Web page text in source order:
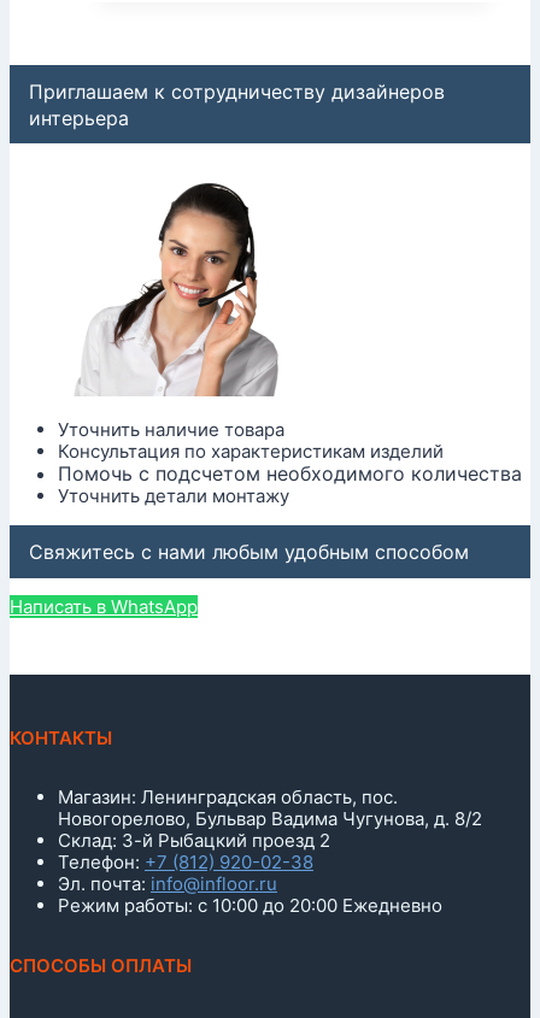
Приглашаем к сотрудничеству дизайнеров
интерьера
Уточнить наличие товара
Консультация по характеристикам изделий
Помочь с подсчетом необходимого количества
Уточнить детали монтажу
Свяжитесь с нами любым удобным способом
Написать в WhatsApp
КОНТАКТЫ
Магазин: Ленинградская область, пос.
Новогорелово, Бульвар Вадима Чугунова, д. 8/2
Склад: 3-й Рыбацкий проезд 2
Телефон: +7 (812) 920-02-38
Эл. почта: info@infloor.ru
Режим работы: с 10:00 до 20:00 Ежедневно
СПОСОБЫ ОПЛАТЫ